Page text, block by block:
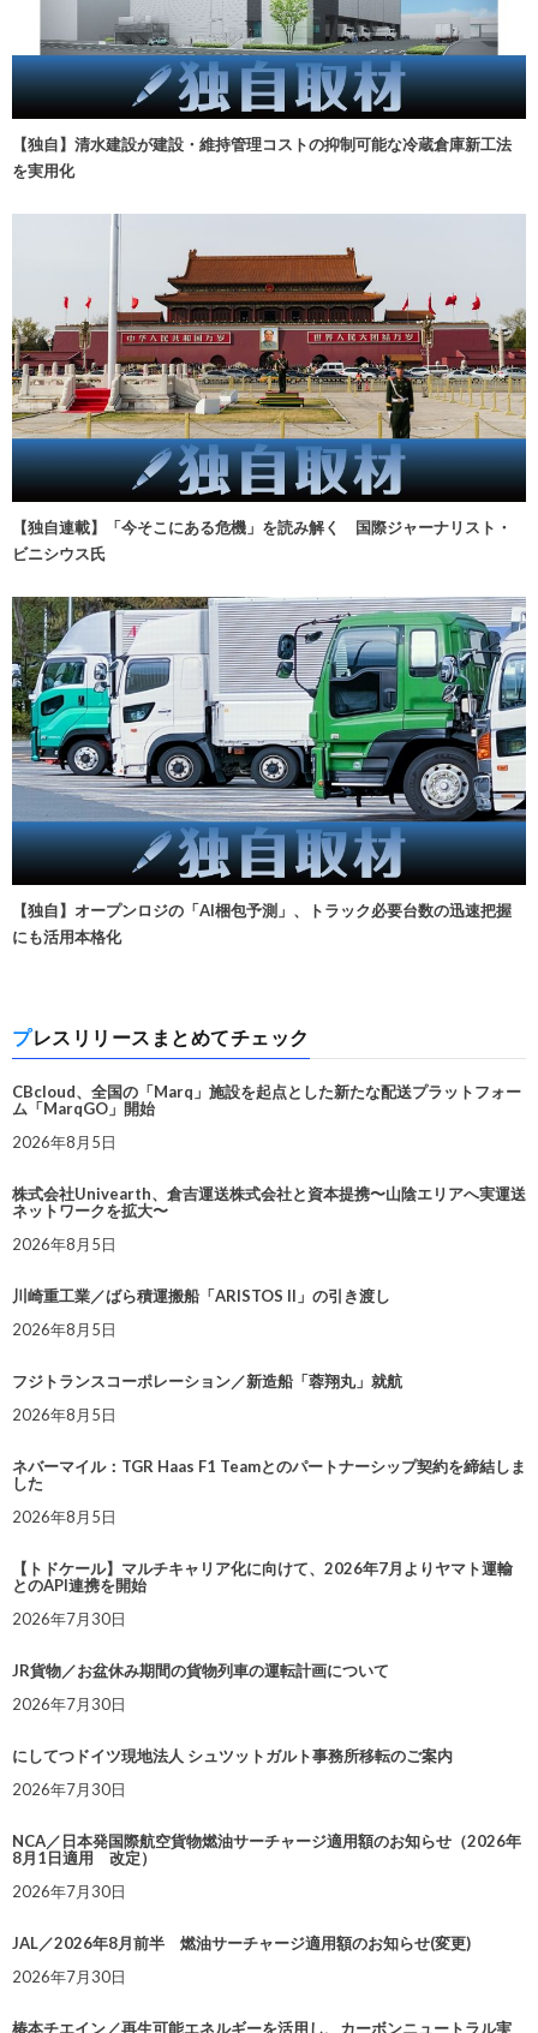
【独自】清水建設が建設・維持管理コストの抑制可能な冷蔵倉庫新工法
を実用化
【独自連載】「今そこにある危機」を読み解く 国際ジャーナリスト・
ビニシウス氏
【独自】オープンロジの「AI梱包予測」、トラック必要台数の迅速把握
にも活用本格化
プレスリリースまとめてチェック
CBcloud、全国の「Marq」施設を起点とした新たな配送プラットフォー
ム「MarqGO」開始
2026年8月5日
株式会社Univearth、倉吉運送株式会社と資本提携〜山陰エリアへ実運送
ネットワークを拡大〜
2026年8月5日
川崎重工業／ばら積運搬船「ARISTOS II」の引き渡し
2026年8月5日
フジトランスコーポレーション／新造船「蓉翔丸」就航
2026年8月5日
ネバーマイル：TGR Haas F1 Teamとのパートナーシップ契約を締結しま
した
2026年8月5日
【トドケール】マルチキャリア化に向けて、2026年7月よりヤマト運輸
とのAPI連携を開始
2026年7月30日
JR貨物／お盆休み期間の貨物列車の運転計画について
2026年7月30日
にしてつドイツ現地法人 シュツットガルト事務所移転のご案内
2026年7月30日
NCA／日本発国際航空貨物燃油サーチャージ適用額のお知らせ（2026年
8月1日適用 改定）
2026年7月30日
JAL／2026年8月前半 燃油サーチャージ適用額のお知らせ(変更)
2026年7月30日
椿本チエイン／再生可能エネルギーを活用し、カーボンニュートラル実